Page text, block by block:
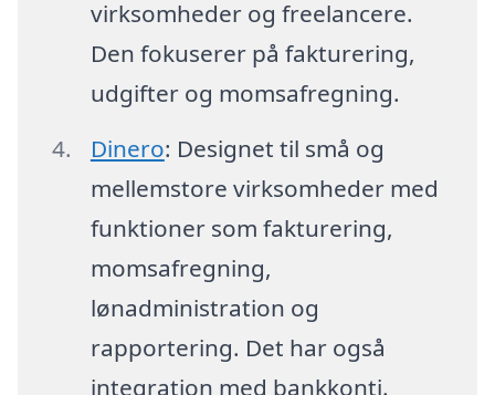
virksomheder og freelancere.
Den fokuserer på fakturering,
udgifter og momsafregning.
Dinero: Designet til små og
mellemstore virksomheder med
funktioner som fakturering,
momsafregning,
lønadministration og
rapportering. Det har også
integration med bankkonti.